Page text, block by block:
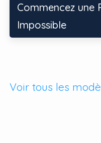
Commencez une
Impossible
Voir tous les